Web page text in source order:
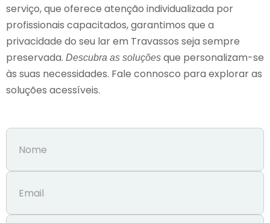
serviço, que oferece atenção individualizada por
profissionais capacitados, garantimos que a
privacidade do seu lar em Travassos seja sempre
preservada. Descubra as soluções que personalizam-se
às suas necessidades. Fale connosco para explorar as
soluções acessíveis.